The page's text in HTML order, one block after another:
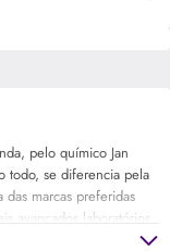
pelo químico Jan
todo, se diferencia pela
marcas preferidas
avançados laboratórios
prima ao